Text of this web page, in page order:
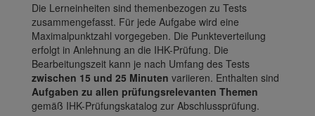
Die Lerneinheiten sind themenbezogen zu Tests
zusammengefasst. Für jede Aufgabe wird eine
Maximalpunktzahl vorgegeben. Die Punkteverteilung
erfolgt in Anlehnung an die IHK-Prüfung. Die
Bearbeitungszeit kann je nach Umfang des Tests
zwischen 15 und 25 Minuten variieren. Enthalten sind
Aufgaben zu allen prüfungsrelevanten Themen
gemäß IHK-Prüfungskatalog zur Abschlussprüfung.